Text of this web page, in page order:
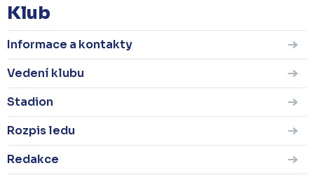
Klub
Informace a kontakty
Vedení klubu
Stadion
Rozpis ledu
Redakce